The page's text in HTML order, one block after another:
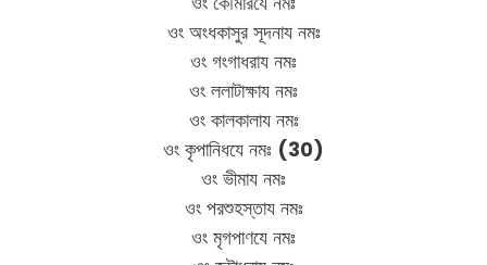
ওং অংধকাসুর সূদনায নমঃ
ওং গংগাধরায নমঃ
ওং ললাটাক্ষায নমঃ
ওং কালকালায নমঃ
ওং কৃপানিধযে নমঃ (30)
ওং ভীমায নমঃ
ওং পরশুহস্তায নমঃ
ওং মৃগপাণযে নমঃ